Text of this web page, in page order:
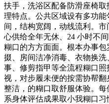
扶手，洗浴区配备防滑座椅
理特点。公共区域设有多功
间，结构宽阔，动线流利。
心供给全年无休、24 小时不
糊口的方方面面。根本办事
掇、房间洁净消毒、衣物换
事、修剪指甲等全流程糊口
视，对步履未便的按需协帮
整洁，的糊口取舒服体验。
系身体评估成果取小我糊口